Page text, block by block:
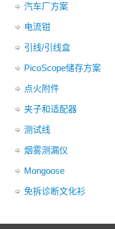
汽车厂方案
电流钳
引线/引线盒
PicoScope储存方案
点火附件
夹子和适配器
测试线
烟雾测漏仪
Mongoose
免拆诊断文化衫